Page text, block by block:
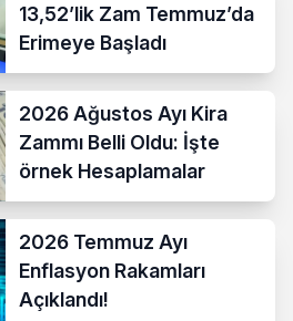
13,52’lik Zam Temmuz’da
Erimeye Başladı
2026 Ağustos Ayı Kira
Zammı Belli Oldu: İşte
örnek Hesaplamalar
2026 Temmuz Ayı
Enflasyon Rakamları
Açıklandı!